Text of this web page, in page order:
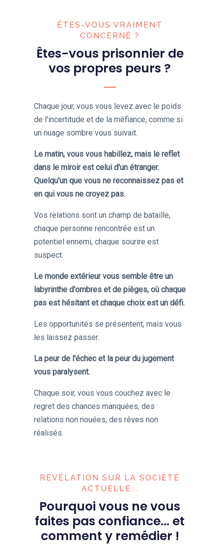
ÊTES-VOUS VRAIMENT
CONCERNÉ ?
Êtes-vous prisonnier de
vos propres peurs ?
Chaque jour, vous vous levez avec le poids
de l'incertitude et de la méfiance, comme si
un nuage sombre vous suivait.
Le matin, vous vous habillez, mais le reflet
dans le miroir est celui d'un étranger.
Quelqu'un que vous ne reconnaissez pas et
en qui vous ne croyez pas.
Vos relations sont un champ de bataille,
chaque personne rencontrée est un
potentiel ennemi, chaque sourire est
suspect.
Le monde extérieur vous semble être un
labyrinthe d'ombres et de pièges, où chaque
pas est hésitant et chaque choix est un défi.
Les opportunités se présentent, mais vous
les laissez passer.
La peur de l'échec et la peur du jugement
vous paralysent.
Chaque soir, vous vous couchez avec le
regret des chances manquées, des
relations non nouées, des rêves non
réalisés.
RÉVÉLATION SUR LA SOCIÉTÉ
ACTUELLE...
Pourquoi vous ne vous
faites pas confiance... et
comment y remédier !